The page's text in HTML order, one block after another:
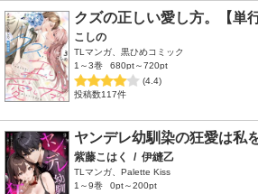
クズの正しい愛し方。【単
こしの
TLマンガ、黒ひめコミック
1～3巻
680pt～720pt
(4.4)
投稿数117件
ヤンデレ幼馴染の狂愛は私
紫藤こはく / 伊縫乙
TLマンガ、Palette Kiss
1～9巻
0pt～200pt